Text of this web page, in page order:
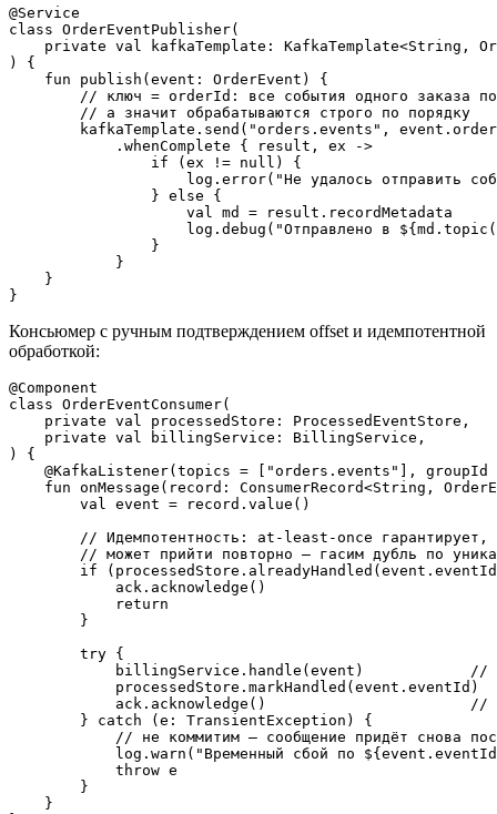
@Service
class OrderEventPublisher(
private val kafkaTemplate: KafkaTemplate<String,
) {
    fun publish(event: OrderEvent) {
// ключ = orderId: все события одного заказа
        // а значит обрабатываются строго по порядку
kafkaTemplate.send("orders.events",
            .whenComplete { result, ex ->
                if (ex != null) {
log.error("Не удалось отправить
                } else {
                    val md = result.recordMetadata
log.debug("Отправлено в
                }
            }
    }
Консьюмер с ручным подтверждением offset и идемпотентной
обработкой:
@Component
class OrderEventConsumer(
    private val processedStore: ProcessedEventStore,
    private val billingService: BillingService,
) {
@KafkaListener(topics = ["orders.events"], groupId
fun onMessage(record: ConsumerRecord<String,
        val event = record.value()
// Идемпотентность: at-least-once гарантирует,
// может прийти повторно — гасим дубль по
if
            ack.acknowledge()
            return
        }
        try {
billingService.handle(event)            //
            processedStore.markHandled(event.eventId)
ack.acknowledge()                       //
        } catch (e: TransientException) {
// не коммитим — сообщение придёт снова
log.warn("Временный сбой по
            throw e
        }
    }